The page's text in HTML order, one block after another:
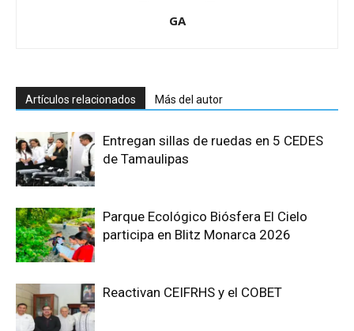
GA
Artículos relacionados Más del autor
Entregan sillas de ruedas en 5 CEDES
de Tamaulipas
Parque Ecológico Biósfera El Cielo
participa en Blitz Monarca 2026
Reactivan CEIFRHS y el COBET